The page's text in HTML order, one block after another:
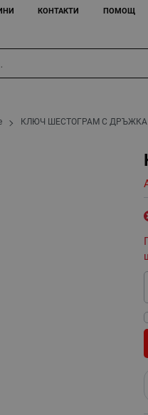
КОНТАКТИ ПОМОЩ
КЛЮЧ ШЕСТОГРАМ С ДРЪЖКА